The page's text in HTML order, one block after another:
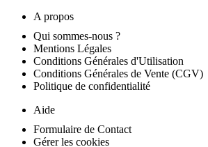
A propos
Qui sommes-nous ?
Mentions Légales
Conditions Générales d'Utilisation
Conditions Générales de Vente (CGV)
Politique de confidentialité
Aide
Formulaire de Contact
Gérer les cookies